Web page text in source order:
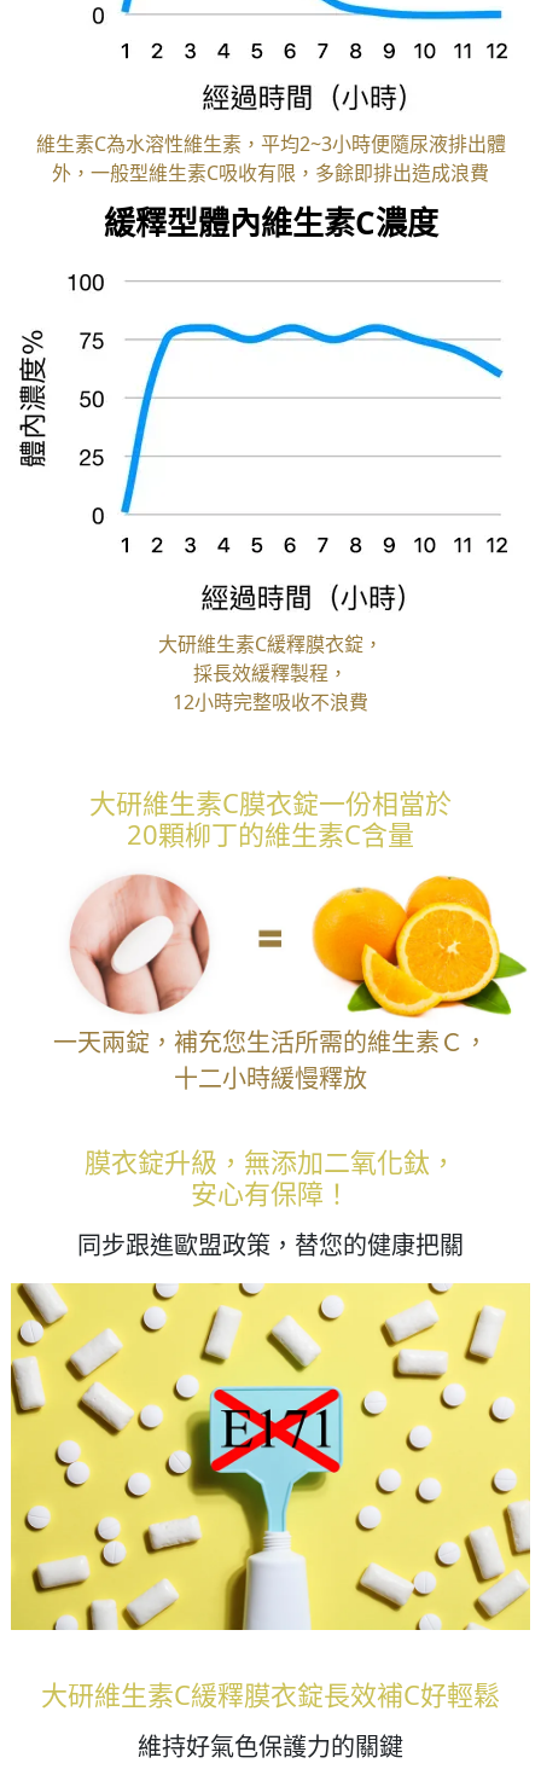
維生素C為水溶性維生素，平均2~3小時便隨尿液排出體
外，一般型維生素C吸收有限，多餘即排出造成浪費
緩釋型體內維生素C濃度
大研維生素C緩釋膜衣錠，
採長效緩釋製程，
12小時完整吸收不浪費
大研維生素C膜衣錠一份相當於
20顆柳丁的維生素C含量
一天兩錠，補充您生活所需的維生素Ｃ，
十二小時緩慢釋放
膜衣錠升級，無添加二氧化鈦，
安心有保障！
同步跟進歐盟政策，替您的健康把關
大研維生素C緩釋膜衣錠長效補C好輕鬆
維持好氣色保護力的關鍵